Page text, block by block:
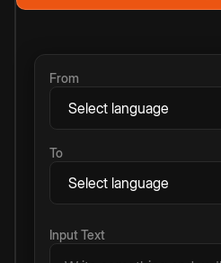
From
To
Input Text